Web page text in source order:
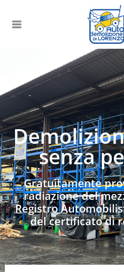
senza
Gratuitamente
radiazione del
Registro
del certificato di